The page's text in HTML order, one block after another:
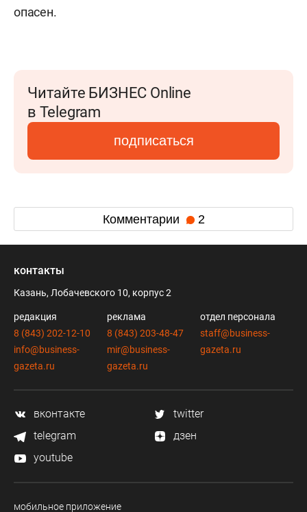
опасен.
Читайте БИЗНЕС Online
в Telegram
подписаться
Комментарии 2
контакты
Казань, Лобачевского 10, корпус 2
редакция
8 (843) 202-12-10
info@business-
gazeta.ru
реклама
8 (843) 203-48-47
mir@business-
gazeta.ru
отдел персонала
staff@business-
gazeta.ru
вконтакте
twitter
telegram
дзен
youtube
мобильное приложение